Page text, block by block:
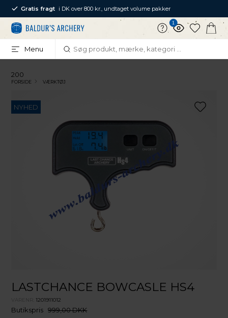
Gratis fragt i DK over 800 kr., undtaget volume pakker
1
Menu
200
FORSIDE VÆRKTØJ
NYHED
LASTCHANCE BOWCASLE HS4
1201911012
Butikspris 999,00 DKK